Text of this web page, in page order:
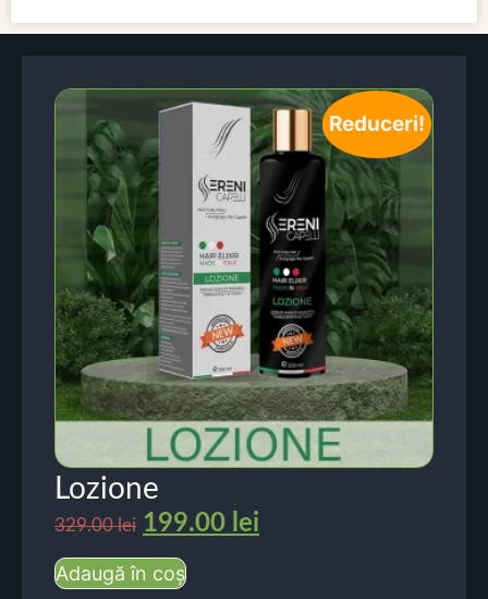
Reduceri!
Lozione
329.00lei 199.00 lei
Adaugă în coș